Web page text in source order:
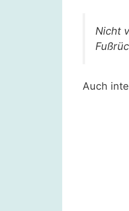
Nicht
Auch